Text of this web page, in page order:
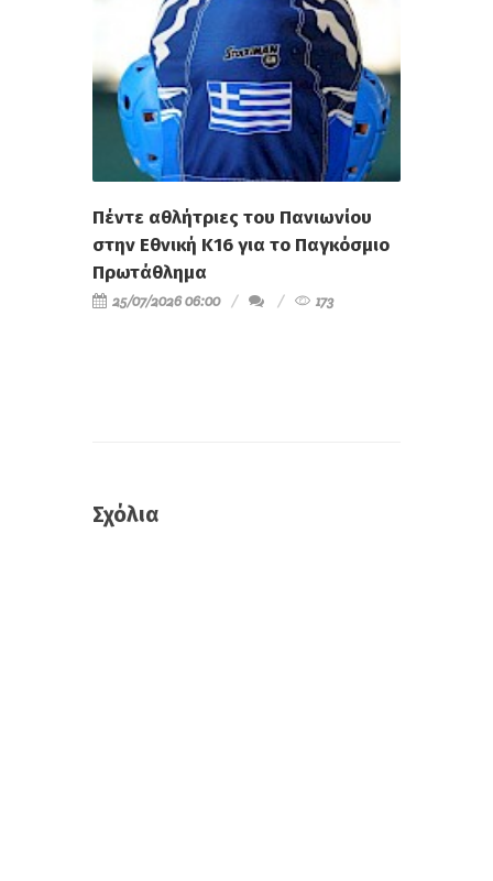
Πέντε αθλήτριες του Πανιωνίου
στην Εθνική Κ16 για το Παγκόσμιο
Πρωτάθλημα
25/07/2026 06:00 173
Σχόλια